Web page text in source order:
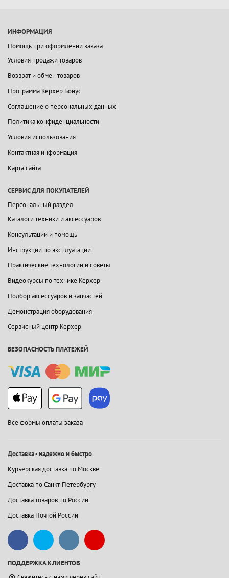
ИНФОРМАЦИЯ
Помощь при оформлении заказа
Условия продажи товаров
Возврат и обмен товаров
Программа Керхер Бонус
Соглашение о персональных данных
Политика конфиденциальности
Условия использования
Контактная информация
Карта сайта
СЕРВИС ДЛЯ ПОКУПАТЕЛЕЙ
Персональный раздел
Каталоги техники и аксессуаров
Консультации и помощь
Инструкции по эксплуатации
Практические технологии и советы
Видеокурсы по технике Керхер
Подбор аксессуаров и запчастей
Демонстрация оборудования
Сервисный центр Керхер
БЕЗОПАСНОСТЬ ПЛАТЕЖЕЙ
Все формы оплаты заказа
Доставка - надежно и быстро
Курьерская доставка по Москве
Доставка по Санкт-Петербургу
Доставка товаров по России
Доставка Почтой России
ПОДДЕРЖКА КЛИЕНТОВ